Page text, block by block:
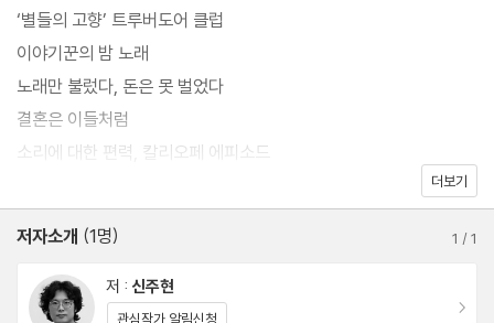
‘별들의 고향’ 트루버도어 클럽
이야기꾼의 밤 노래
노래만 불렀다, 돈은 못 벌었다
결혼은 이들처럼
소리에 대한 편력, 칼리오페 에피소드
더보기
저자소개 (1명) 1 /1
저 : 신주현
관심작가 알림신청